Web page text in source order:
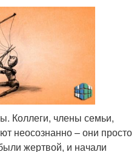
Коллеги, члены семьи,
неосознанно – они просто
жертвой, и начали